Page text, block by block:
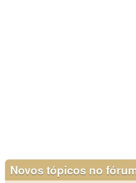
Novos tópicos no